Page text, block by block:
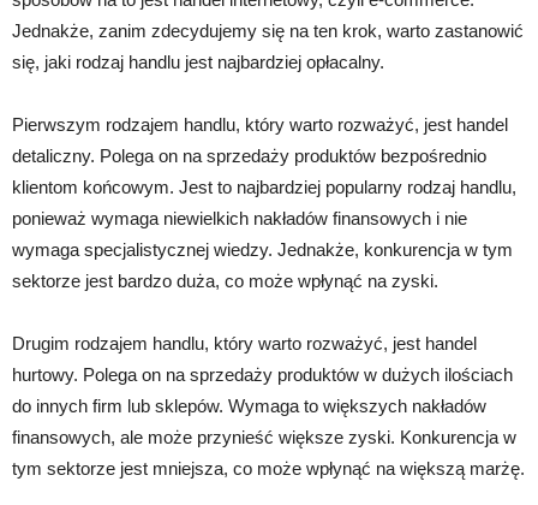
Jednakże, zanim zdecydujemy się na ten krok, warto zastanowić
się, jaki rodzaj handlu jest najbardziej opłacalny.
Pierwszym rodzajem handlu, który warto rozważyć, jest handel
detaliczny. Polega on na sprzedaży produktów bezpośrednio
klientom końcowym. Jest to najbardziej popularny rodzaj handlu,
ponieważ wymaga niewielkich nakładów finansowych i nie
wymaga specjalistycznej wiedzy. Jednakże, konkurencja w tym
sektorze jest bardzo duża, co może wpłynąć na zyski.
Drugim rodzajem handlu, który warto rozważyć, jest handel
hurtowy. Polega on na sprzedaży produktów w dużych ilościach
do innych firm lub sklepów. Wymaga to większych nakładów
finansowych, ale może przynieść większe zyski. Konkurencja w
tym sektorze jest mniejsza, co może wpłynąć na większą marżę.